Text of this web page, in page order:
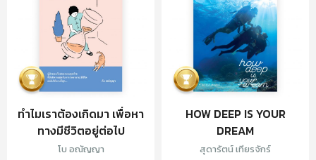
ทำไมเราต้องเกิดมา เพื่อหา
ทางมีชีวิตอยู่ต่อไป
โบ อณัญญา
HOW DEEP IS YOUR
DREAM
สุดารัตน์ เทียรจักร์